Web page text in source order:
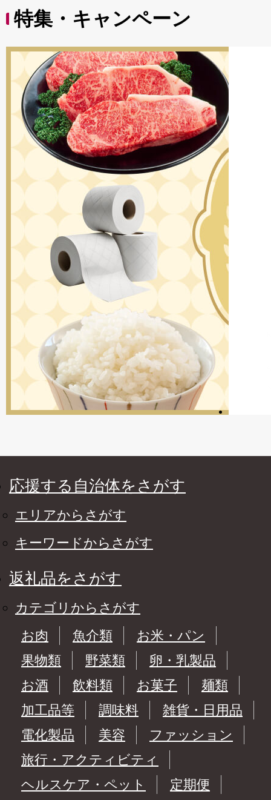
特集・キャンペーン
応援する自治体をさがす
エリアからさがす
キーワードからさがす
返礼品をさがす
カテゴリからさがす
お肉
魚介類
お米・パン
果物類
野菜類
卵・乳製品
お酒
飲料類 お菓子
麺類
加工品等
調味料
雑貨・日用品
電化製品
美容
ファッション
旅行・アクティビティ
ヘルスケア・ペット
定期便